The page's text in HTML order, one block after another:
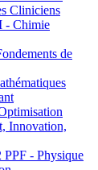
Cliniciens
- Chimie
de
Innovation,
- Physique